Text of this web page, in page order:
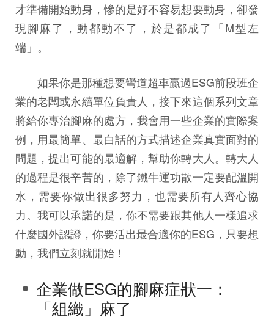
才準備開始動身，慘的是好不容易想要動身，卻發
現腳麻了，動都動不了，於是都成了「M型左
端」。
如果你是那種想要彎道超車贏過ESG前段班企
業的老闆或永續單位負責人，接下來這個系列文章
將給你專治腳麻的處方，我會用一些企業的實際案
例，用最簡單、最白話的方式描述企業真實面對的
問題，提出可能的最適解，幫助你轉大人。轉大人
的過程是很辛苦的，除了鐵牛運功散一定要配溫開
水，需要你做出很多努力，也需要所有人齊心協
力。我可以承諾的是，你不需要跟其他人一樣追求
什麼國外認證，你要活出最合適你的ESG，只要想
動，我們立刻就開始！
企業做ESG的腳麻症狀一：
「組織」麻了